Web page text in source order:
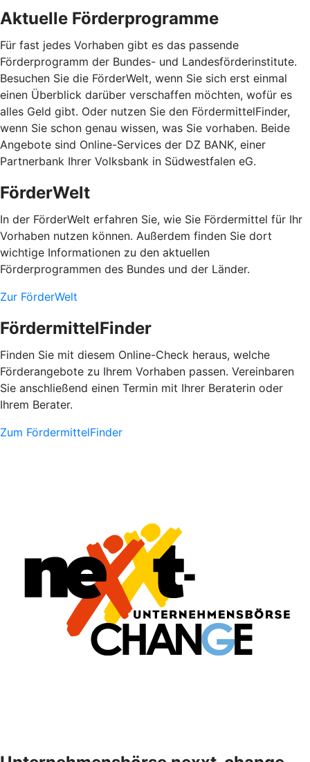
Aktuelle Förderprogramme
Für fast jedes Vorhaben gibt es das passende
Förderprogramm der Bundes- und Landesförderinstitute.
Besuchen Sie die FörderWelt, wenn Sie sich erst einmal
einen Überblick darüber verschaffen möchten, wofür es
alles Geld gibt. Oder nutzen Sie den FördermittelFinder,
wenn Sie schon genau wissen, was Sie vorhaben. Beide
Angebote sind Online-Services der DZ BANK, einer
Partnerbank Ihrer Volksbank in Südwestfalen eG.
FörderWelt
In der FörderWelt erfahren Sie, wie Sie Fördermittel für Ihr
Vorhaben nutzen können. Außerdem finden Sie dort
wichtige Informationen zu den aktuellen
Förderprogrammen des Bundes und der Länder.
Zur FörderWelt
FördermittelFinder
Finden Sie mit diesem Online-Check heraus, welche
Förderangebote zu Ihrem Vorhaben passen. Vereinbaren
Sie anschließend einen Termin mit Ihrer Beraterin oder
Ihrem Berater.
Zum FördermittelFinder